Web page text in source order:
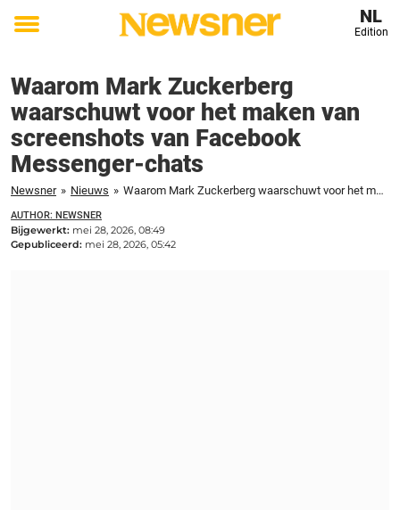
Toggle
NL
Edition
Waarom Mark Zuckerberg
waarschuwt voor het maken van
screenshots van Facebook
Messenger-chats
Newsner » Nieuws » Waarom Mark Zuckerberg waarschuwt voor het maken van screenshots van Facebook Messenger-chats
AUTHOR: NEWSNER
Bijgewerkt: mei 28, 2026, 08:49
Gepubliceerd: mei 28, 2026, 05:42